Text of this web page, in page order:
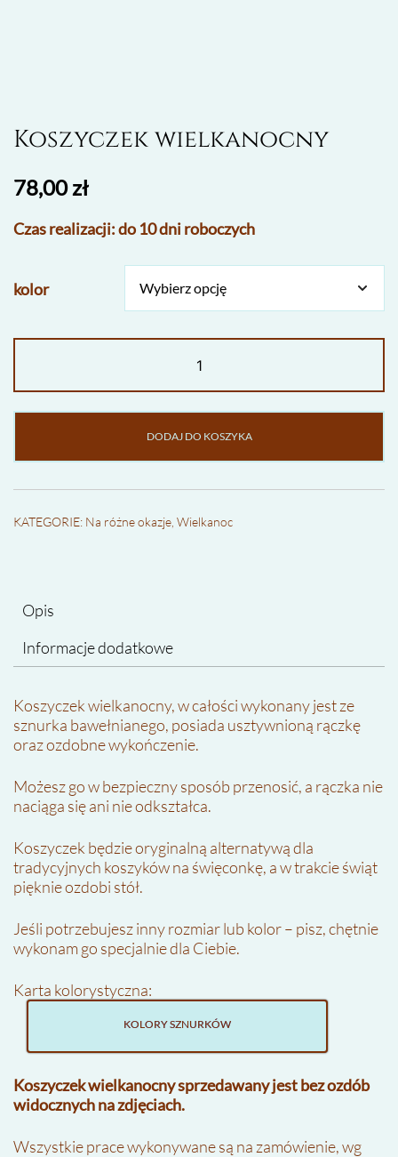
Koszyczek wielkanocny
78,00zł
Czas realizacji: do 10 dni roboczych
kolor
Koszyczek
wielkanocny
DODAJ DO KOSZYKA
KATEGORIE: Na różne okazje Wielkanoc
Opis
Informacje dodatkowe
Koszyczek wielkanocny, w całości wykonany jest ze
sznurka bawełnianego, posiada usztywnioną rączkę
oraz ozdobne wykończenie.
Możesz go w bezpieczny sposób przenosić, a rączka nie
naciąga się ani nie odkształca.
Koszyczek będzie oryginalną alternatywą dla
tradycyjnych koszyków na święconkę, a w trakcie świąt
pięknie ozdobi stół.
Jeśli potrzebujesz inny rozmiar lub kolor – pisz, chętnie
wykonam go specjalnie dla Ciebie.
Karta kolorystyczna:
KOLORY SZNURKÓW
Koszyczek wielkanocny sprzedawany jest bez ozdób
widocznych na zdjęciach.
Wszystkie prace wykonywane są na zamówienie, wg